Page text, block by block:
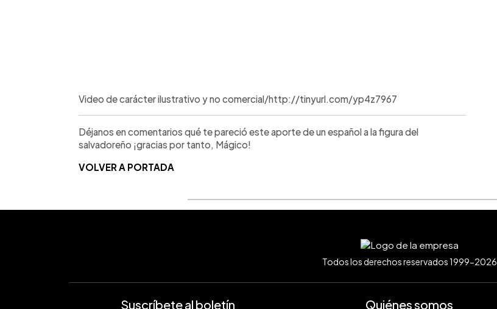
Video de carácter ilustrativo y no comercial/http://tinyurl.com/yp4z7967
Déjanos en comentarios qué te pareció este aporte de un español a la figura del
salvadoreño ¡gracias por tanto, Mágico!
VOLVER A PORTADA
Todos los derechos reservados 1999-2026
Suscríbete al boletín Quiénes somos